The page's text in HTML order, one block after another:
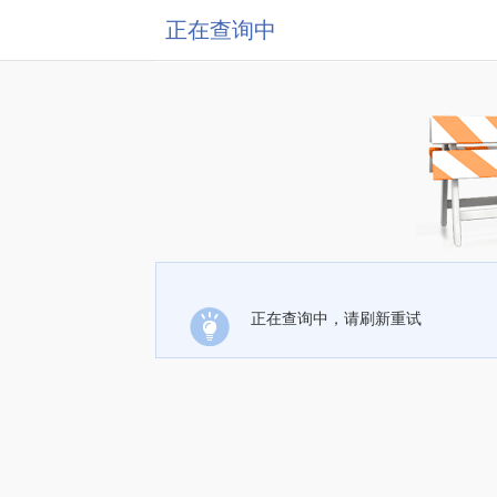
正在查询中
正在查询中，请刷新重试